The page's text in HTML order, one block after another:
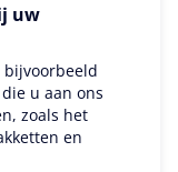
uw
bijvoorbeeld
u aan ons
zoals het
en